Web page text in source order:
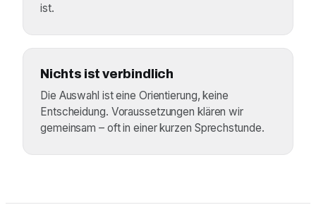
ist.
Nichts ist verbindlich
Die Auswahl ist eine Orientierung, keine
Entscheidung. Voraussetzungen klären wir
gemeinsam – oft in einer kurzen Sprechstunde.